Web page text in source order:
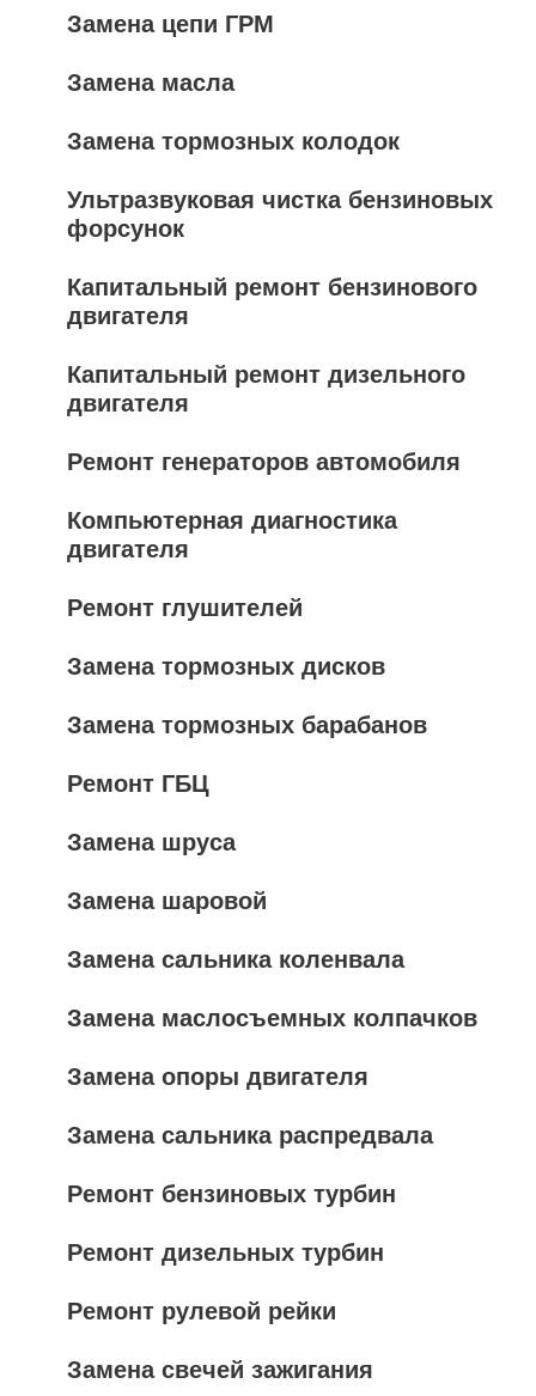
Замена цепи ГРМ
Замена масла
Замена тормозных колодок
Ультразвуковая чистка бензиновых
форсунок
Капитальный ремонт бензинового
двигателя
Капитальный ремонт дизельного
двигателя
Ремонт генераторов автомобиля
Компьютерная диагностика
двигателя
Ремонт глушителей
Замена тормозных дисков
Замена тормозных барабанов
Ремонт ГБЦ
Замена шруса
Замена шаровой
Замена сальника коленвала
Замена маслосъемных колпачков
Замена опоры двигателя
Замена сальника распредвала
Ремонт бензиновых турбин
Ремонт дизельных турбин
Ремонт рулевой рейки
Замена свечей зажигания